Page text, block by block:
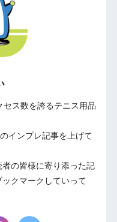
セス数を誇るテニス用品
インプレ記事を上げて
者の皆様に寄り添った記
クマークしていって